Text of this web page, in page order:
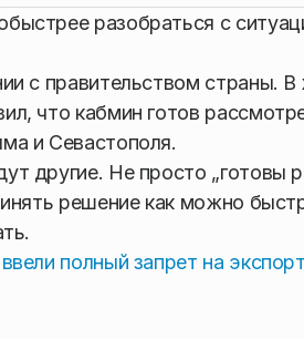
разобраться с
с правительством страны.
что кабмин готов
и Севастополя.
другие. Не просто „готовы
решение как можно
ввели полный запрет на экспорт